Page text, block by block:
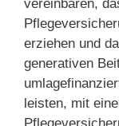
vereinbaren,
erziehen und
generativen
leisten, mit